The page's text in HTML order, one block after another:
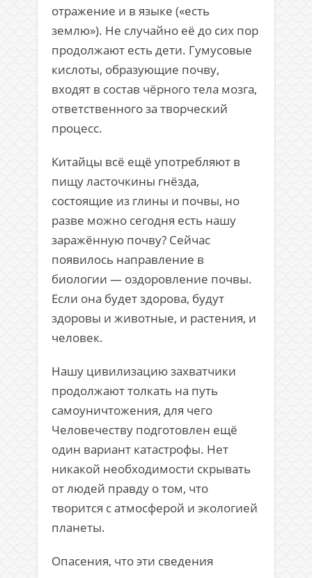
отражение и в языке («есть
землю»). Не случайно её до сих пор
продолжают есть дети. Гумусовые
кислоты, образующие почву,
входят в состав чёрного тела мозга,
ответственного за творческий
процесс.
Китайцы всё ещё употребляют в
пищу ласточкины гнёзда,
состоящие из глины и почвы, но
разве можно сегодня есть нашу
заражённую почву? Сейчас
появилось направление в
биологии — оздоровление почвы.
Если она будет здорова, будут
здоровы и животные, и растения, и
человек.
Нашу цивилизацию захватчики
продолжают толкать на путь
самоуничтожения, для чего
Человечеству подготовлен ещё
один вариант катастрофы. Нет
никакой необходимости скрывать
от людей правду о том, что
творится с атмосферой и экологией
планеты.
Опасения, что эти сведения